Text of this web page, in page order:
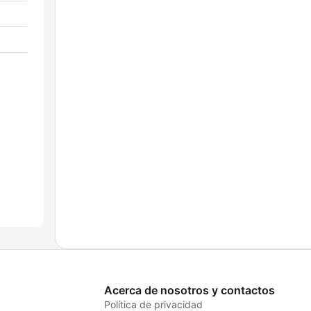
Acerca de nosotros y contactos
Política de privacidad